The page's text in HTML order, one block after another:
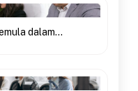
dalam...